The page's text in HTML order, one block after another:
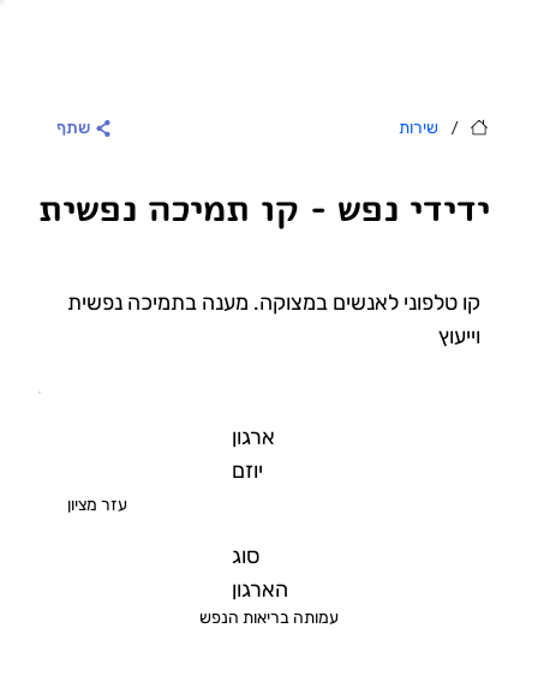
/ שירות
ידידי נפש - קו תמיכה נפשית
שתף
קו טלפוני לאנשים במצוקה. מענה בתמיכה נפשית
וייעוץ
ארגון
יוזם
עזר מציון
סוג
הארגון
עמותה בריאות הנפש